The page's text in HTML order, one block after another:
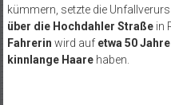
kümmern, setzte die
über die Hochdahler Straßein
Fahrerin wird auf etwa 50 Jahre
kinnlange Haarehaben.